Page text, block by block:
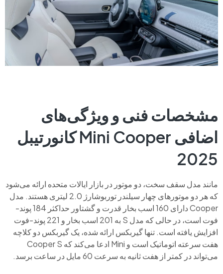
مشخصات فنی و ویژگی‌های
اضافی Mini Cooper کانورتیبل
2025
مانند مدل سقف سخت، دو موتور در بازار ایالات متحده ارائه می‌شود
که هر دو موتورهای چهار سیلندر توربوشارژ 2.0 لیتری هستند. مدل
Cooper دارای 160 اسب بخار قدرت و گشتاور حداکثر 184 پوند-
فوت است، در حالی که مدل S به 201 اسب بخار و 221 پوند-فوت
افزایش یافته است. تنها گیربکس ارائه شده، یک گیربکس دو کلاچه
هفت سرعته اتوماتیک است و Mini ادعا می‌کند که Cooper S
می‌تواند در کمتر از هفت ثانیه به سرعت 60 مایل در ساعت برسد.